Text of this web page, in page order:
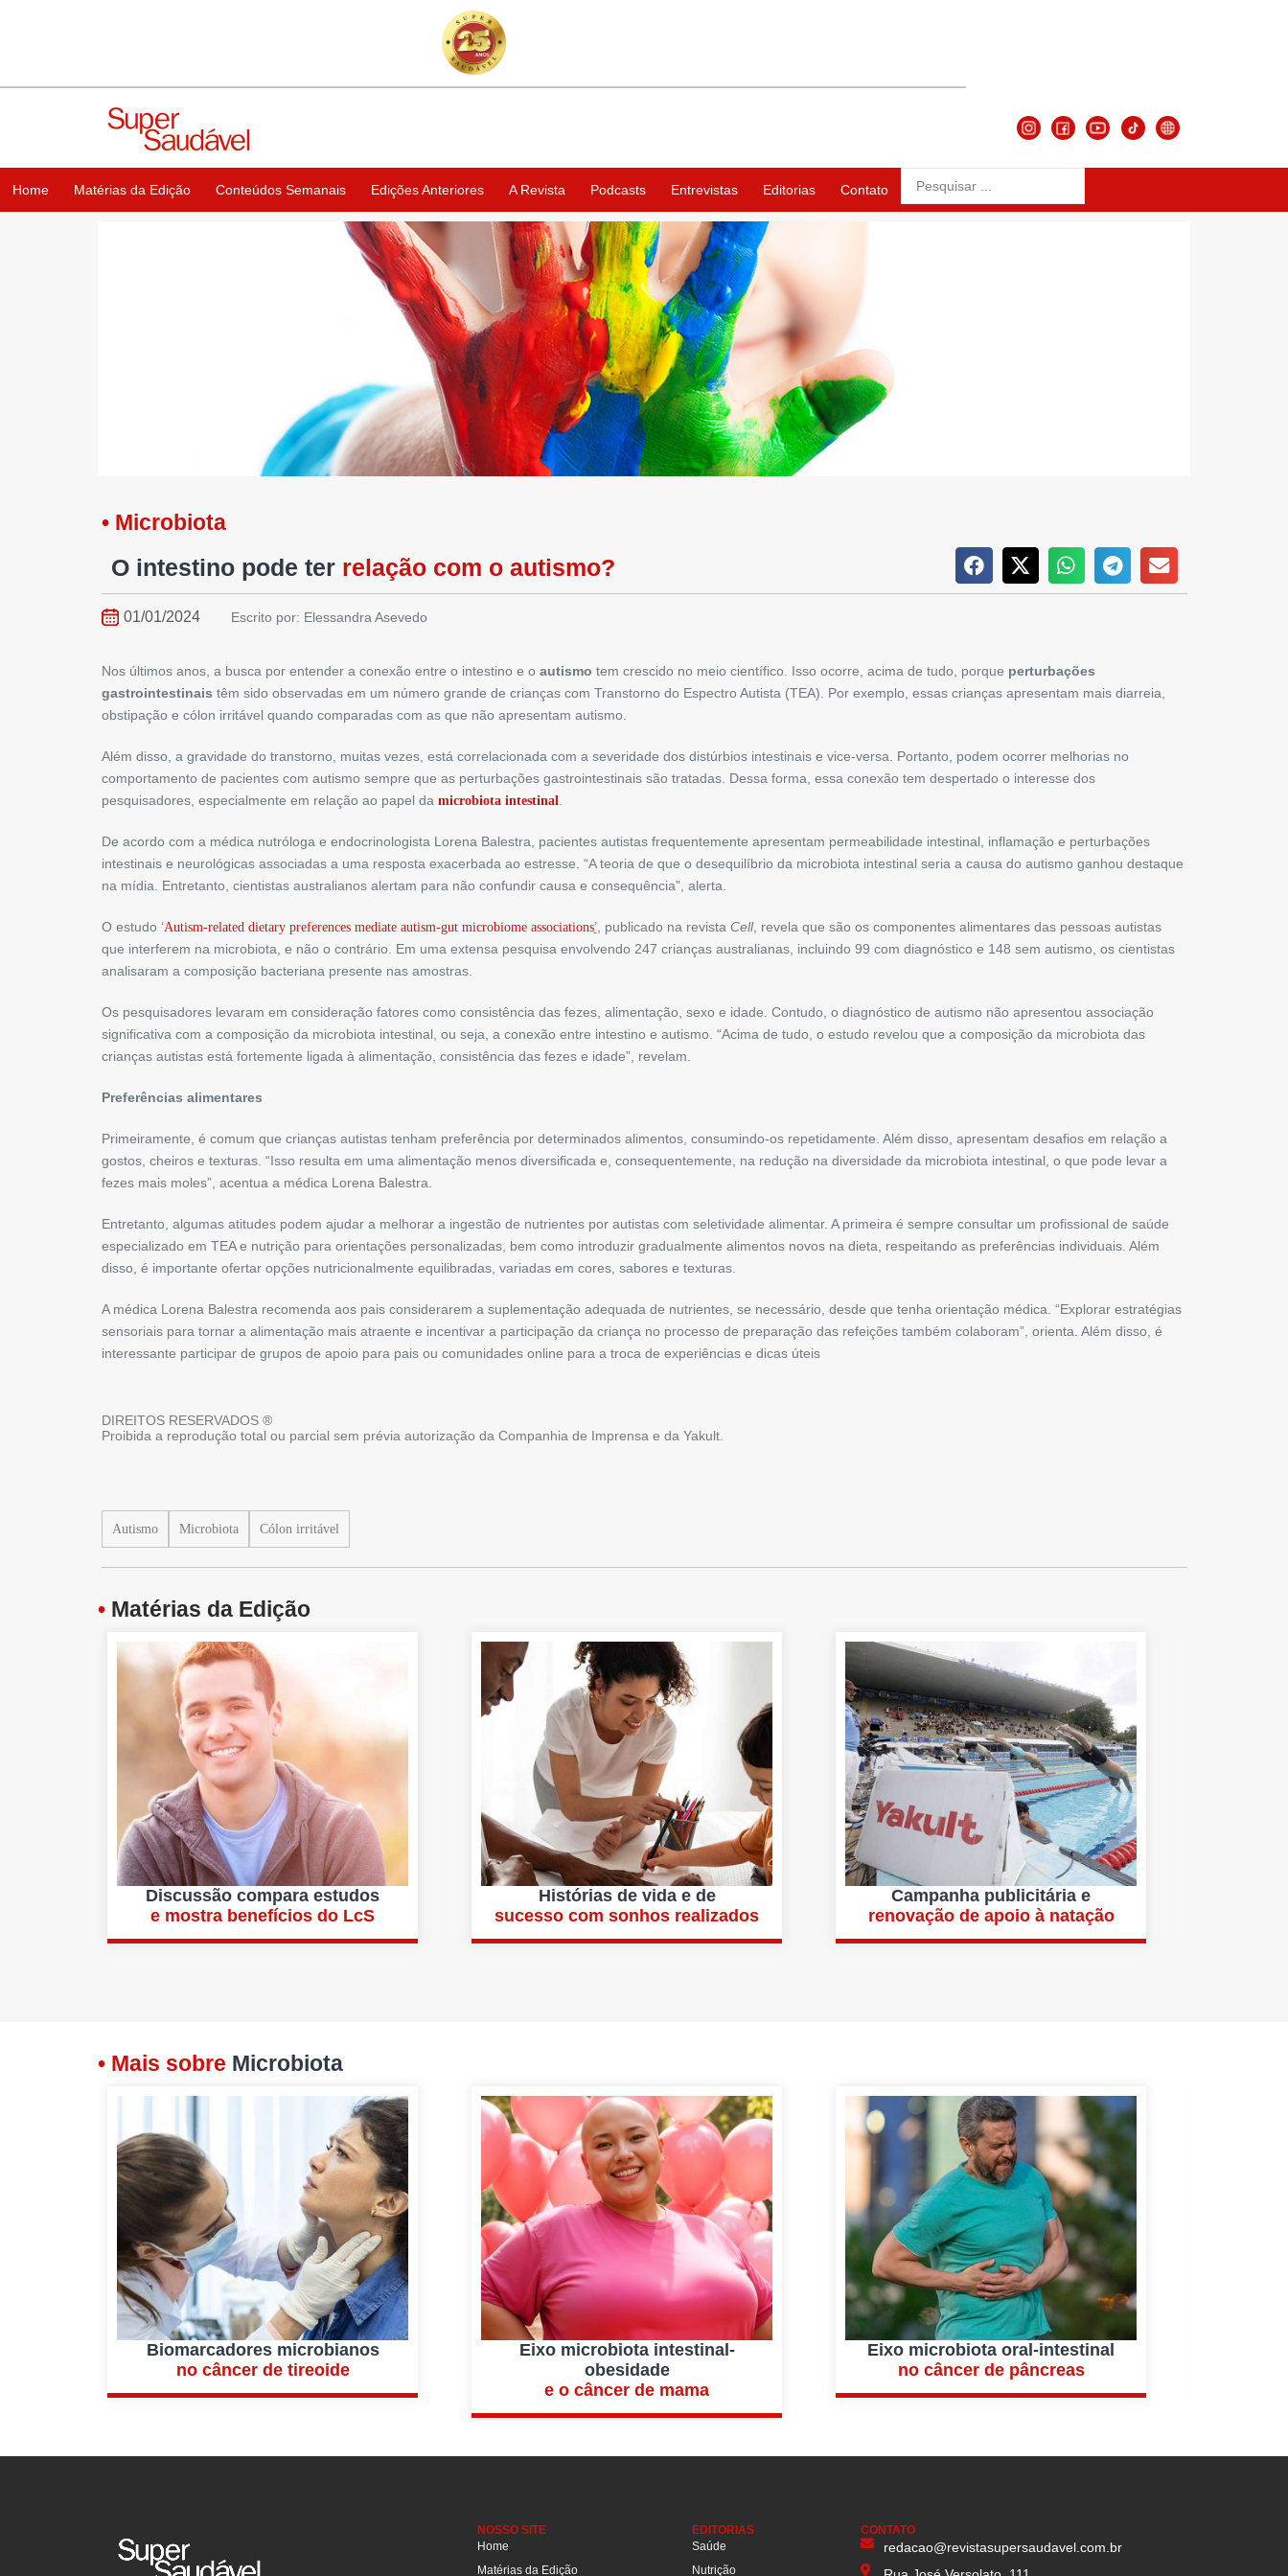
Home Matérias da Edição Conteúdos Semanais Edições Anteriores A Revista Podcasts Entrevistas Editorias Contato
• Microbiota
O intestino pode ter relação com o autismo?
01/01/2024 Escrito por: Elessandra Asevedo
Nos últimos anos, a busca por entender a conexão entre o intestino e o autismo tem crescido no meio científico. Isso ocorre, acima de tudo, porque perturbações
gastrointestinais têm sido observadas em um número grande de crianças com Transtorno do Espectro Autista (TEA). Por exemplo, essas crianças apresentam mais diarreia,
obstipação e cólon irritável quando comparadas com as que não apresentam autismo.
Além disso, a gravidade do transtorno, muitas vezes, está correlacionada com a severidade dos distúrbios intestinais e vice-versa. Portanto, podem ocorrer melhorias no
comportamento de pacientes com autismo sempre que as perturbações gastrointestinais são tratadas. Dessa forma, essa conexão tem despertado o interesse dos
pesquisadores, especialmente em relação ao papel da microbiota intestinal.
De acordo com a médica nutróloga e endocrinologista Lorena Balestra, pacientes autistas frequentemente apresentam permeabilidade intestinal, inflamação e perturbações
intestinais e neurológicas associadas a uma resposta exacerbada ao estresse. “A teoria de que o desequilíbrio da microbiota intestinal seria a causa do autismo ganhou destaque
na mídia. Entretanto, cientistas australianos alertam para não confundir causa e consequência”, alerta.
O estudo ‘Autism-related dietary preferences mediate autism-gut microbiome associations’, publicado na revista Cell, revela que são os componentes alimentares das pessoas autistas
que interferem na microbiota, e não o contrário. Em uma extensa pesquisa envolvendo 247 crianças australianas, incluindo 99 com diagnóstico e 148 sem autismo, os cientistas
analisaram a composição bacteriana presente nas amostras.
Os pesquisadores levaram em consideração fatores como consistência das fezes, alimentação, sexo e idade. Contudo, o diagnóstico de autismo não apresentou associação
significativa com a composição da microbiota intestinal, ou seja, a conexão entre intestino e autismo. “Acima de tudo, o estudo revelou que a composição da microbiota das
crianças autistas está fortemente ligada à alimentação, consistência das fezes e idade”, revelam.
Preferências alimentares
Primeiramente, é comum que crianças autistas tenham preferência por determinados alimentos, consumindo-os repetidamente. Além disso, apresentam desafios em relação a
gostos, cheiros e texturas. “Isso resulta em uma alimentação menos diversificada e, consequentemente, na redução na diversidade da microbiota intestinal, o que pode levar a
fezes mais moles”, acentua a médica Lorena Balestra.
Entretanto, algumas atitudes podem ajudar a melhorar a ingestão de nutrientes por autistas com seletividade alimentar. A primeira é sempre consultar um profissional de saúde
especializado em TEA e nutrição para orientações personalizadas, bem como introduzir gradualmente alimentos novos na dieta, respeitando as preferências individuais. Além
disso, é importante ofertar opções nutricionalmente equilibradas, variadas em cores, sabores e texturas.
A médica Lorena Balestra recomenda aos pais considerarem a suplementação adequada de nutrientes, se necessário, desde que tenha orientação médica. “Explorar estratégias
sensoriais para tornar a alimentação mais atraente e incentivar a participação da criança no processo de preparação das refeições também colaboram”, orienta. Além disso, é
interessante participar de grupos de apoio para pais ou comunidades online para a troca de experiências e dicas úteis
DIREITOS RESERVADOS ®
Proibida a reprodução total ou parcial sem prévia autorização da Companhia de Imprensa e da Yakult.
Autismo Microbiota Cólon irritável
• Matérias da Edição
Discussão compara estudos
e mostra benefícios do LcS
Histórias de vida e de
sucesso com sonhos realizados
Campanha publicitária e
renovação de apoio à natação
• Mais sobre Microbiota
Biomarcadores microbianos
no câncer de tireoide
Eixo microbiota intestinal-
obesidade
e o câncer de mama
Eixo microbiota oral-intestinal
no câncer de pâncreas
NOSSO SITE
Home
Matérias da Edição
EDITORIAS
Saúde
Nutrição
CONTATO
redacao@revistasupersaudavel.com.br